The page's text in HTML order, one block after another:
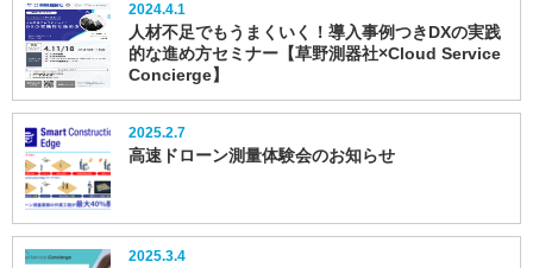
2024.4.1
人材不足でもうまくいく！導入事例つきDXの実践
的な進め方セミナー【草野測器社×Cloud Service
Concierge】
2025.2.7
高速ドローン測量体験会のお知らせ
2025.3.4